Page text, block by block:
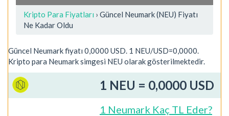
Kripto Para Fiyatları › Güncel Neumark (NEU) Fiyatı
Ne Kadar Oldu
Güncel Neumark fiyatı 0,0000 USD. 1 NEU/USD=0,0000.
Kripto para Neumark simgesi NEU olarak gösterilmektedir.
1 NEU = 0,0000 USD
1 Neumark Kaç TL Eder?